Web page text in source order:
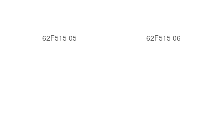
62F515 05 62F515 06